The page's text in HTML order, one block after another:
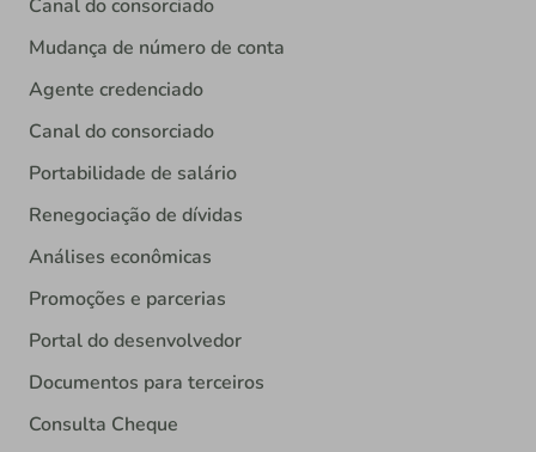
Canal do consorciado
Mudança de número de conta
Agente credenciado
Canal do consorciado
Portabilidade de salário
Renegociação de dívidas
Análises econômicas
Promoções e parcerias
Portal do desenvolvedor
Documentos para terceiros
Consulta Cheque